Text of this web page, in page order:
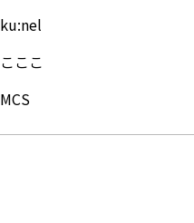
ku:nel
こここ
MCS